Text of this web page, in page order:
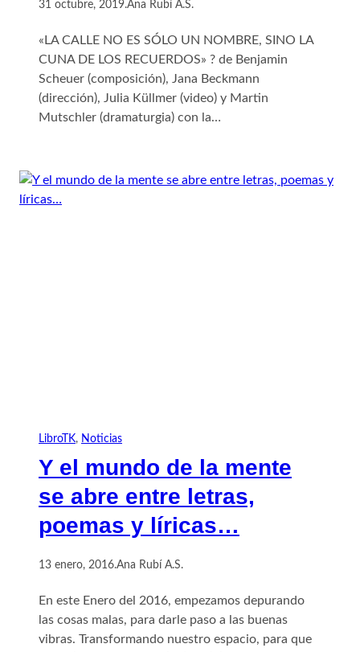
31 octubre, 2019.Ana Rubí A.S.
«LA CALLE NO ES SÓLO UN NOMBRE, SINO LA
CUNA DE LOS RECUERDOS» ? de Benjamin
Scheuer (composición), Jana Beckmann
(dirección), Julia Küllmer (video) y Martin
Mutschler (dramaturgia) con la…
LibroTK, Noticias
Y el mundo de la mente
se abre entre letras,
poemas y líricas…
13 enero, 2016.Ana Rubí A.S.
En este Enero del 2016, empezamos depurando
las cosas malas, para darle paso a las buenas
vibras. Transformando nuestro espacio, para que